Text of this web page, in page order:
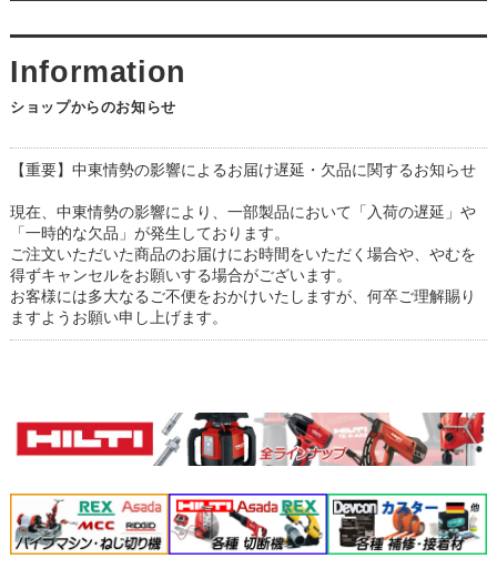
ショップからのお知らせ
【重要】中東情勢の影響によるお届け遅延・欠品に関するお知らせ
現在、中東情勢の影響により、一部製品において「入荷の遅延」や
「一時的な欠品」が発生しております。
ご注文いただいた商品のお届けにお時間をいただく場合や、やむを
得ずキャンセルをお願いする場合がございます。
お客様には多大なるご不便をおかけいたしますが、何卒ご理解賜り
ますようお願い申し上げます。